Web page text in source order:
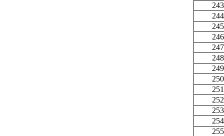
243
244
245
246
247
248
249
250
251
252
253
254
255